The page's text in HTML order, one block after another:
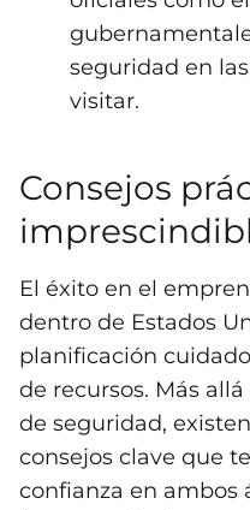
seguridad en
visitar.
Consejos
El éxito en el
dentro de Estados
planificación
de recursos. Más
de seguridad,
consejos clave que
confianza en ambos